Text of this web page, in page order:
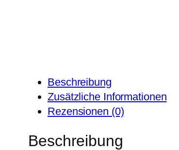
Beschreibung
Zusätzliche Informationen
Rezensionen (0)
Beschreibung